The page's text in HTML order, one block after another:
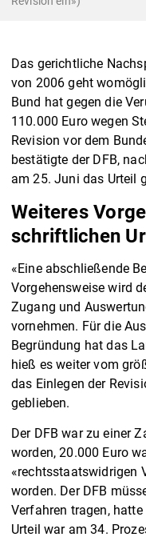
Das gerichtliche
von 2006 geht
Bund hat gegen die
110.000 Euro wegen
Revision vor dem
bestätigte der DFB,
am 25. Juni das Urteil
Weiteres
schriftlichen
«Eine abschließende
Vorgehensweise wird
Zugang und
vornehmen. Für die
Begründung hat das
hieß es weiter vom
das Einlegen der
geblieben.
Der DFB war zu einer
worden, 20.000 Euro
«rechtsstaatswidrigen
worden. Der DFB
Verfahren tragen,
Urteil war am 34.